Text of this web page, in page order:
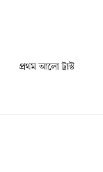
প্রথম আলো ট্রাস্ট